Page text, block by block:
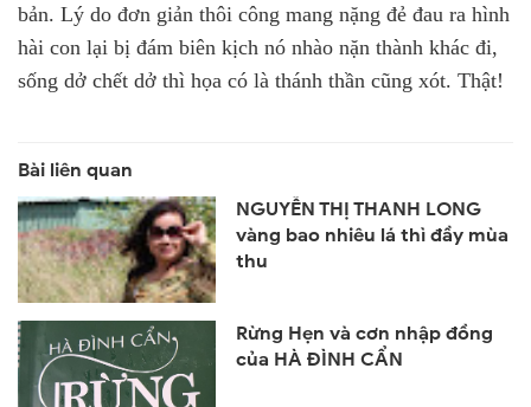
bản. Lý do đơn giản thôi công mang nặng đẻ đau ra hình
hài con lại bị đám biên kịch nó nhào nặn thành khác đi,
sống dở chết dở thì họa có là thánh thần cũng xót. Thật!
NGUYỄN THỊ THANH LONG
vàng bao nhiêu lá thì đầy mùa
thu
Rừng Hẹn và cơn nhập đồng
của HÀ ĐÌNH CẨN